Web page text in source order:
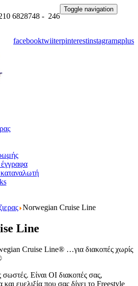
6828748 - 246
facebooktwiiterpinterestinstagramgplus
Toggle navigation
έγγραφα
Norwegian Cruise Line
Line
Cruise Line® …για διακοπές χωρίς
σωστές. Είναι ΟΙ διακοπές σας,
ευελιξία που σας δίνει το Freestyle